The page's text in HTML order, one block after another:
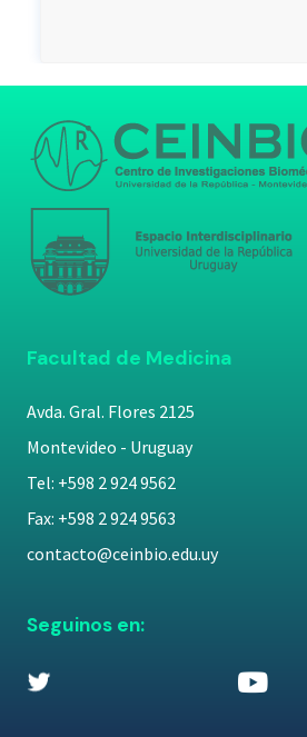
Facultad de Medicina
Avda. Gral. Flores 2125
Montevideo - Uruguay
Tel: +598 2 924 9562
Fax: +598 2 924 9563
contacto@ceinbio.edu.uy
Seguinos en: